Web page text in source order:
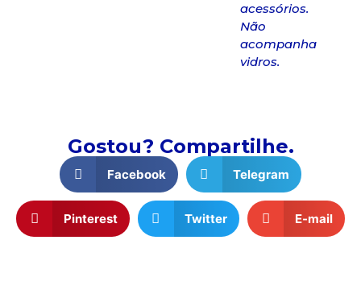
acessórios.
Não
acompanha
vidros.
Gostou? Compartilhe.
Facebook Telegram
Pinterest Twitter E-mail